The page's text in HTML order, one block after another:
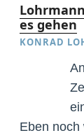
es gehen
KONRAD
Eben noch